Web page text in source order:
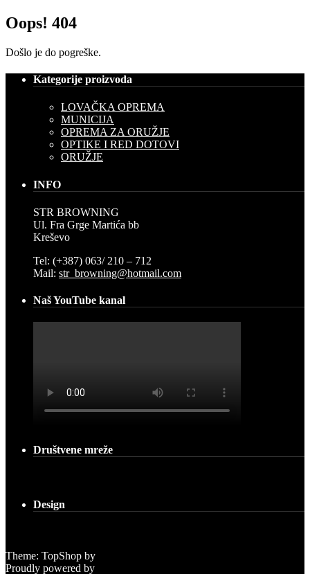
Oops! 404
Došlo je do pogreške.
Kategorije proizvoda
LOVAČKA OPREMA
MUNICIJA
OPREMA ZA ORUŽJE
OPTIKE I RED DOTOVI
ORUŽJE
INFO
STR BROWNING
Ul. Fra Grge Martića bb
Kreševo
Tel: (+387) 063/ 210 – 712
Mail: str_browning@hotmail.com
Naš YouTube kanal
Društvene mreže
Design
Theme: TopShop by
Proudly powered by